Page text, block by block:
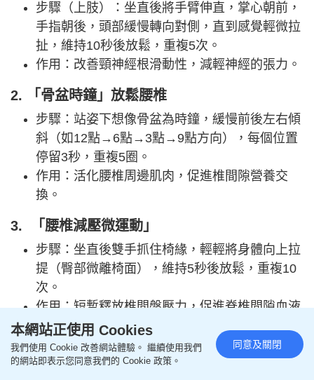
步驟（上肢）：坐直後將手臂伸直，掌心朝前，
手指朝後，頭部緩慢轉向對側，直到感覺輕微拉
扯，維持10秒後放鬆，重複5次。
作用：改善頸神經根滑動性，減輕神經的張力。
2. 「骨盆時鐘」放鬆腰椎
步驟：站姿下想像骨盆為時鐘，緩慢前後左右傾
斜（如12點→6點→3點→9點方向），每個位置
停留3秒，重複5圈。
作用：活化腰椎周邊肌肉，促進椎間隙營養交
換。
3. 「腰椎減壓微運動」
步驟：坐直後雙手抓住椅緣，輕輕將身體向上拉
提（臀部微離椅面），維持5秒後放鬆，重複10
次。
作用：短暫釋放椎間盤壓力，促進脊椎間隙血液
循環。
【同場加映】腰背頸腳疼痛患筋膜炎 喝五指毛桃湯
本網站正使用 Cookies
我們使用 Cookie 改善網站體驗。 繼續使用我們
的網站即表示您同意我們的 Cookie 政策。
同意及關閉